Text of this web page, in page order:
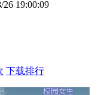
26 19:00:09
下载排行